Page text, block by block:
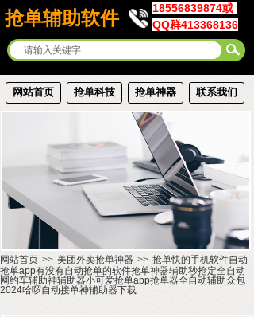
抢单辅助软件
18556839874或
QQ群413368136
网站首页 抢单科技 抢单神器 联系我们
网站首页 >> 美团外卖抢单神器 >> 抢单快的手机软件自动
抢单app有没有自动抢单的软件抢单神器辅助秒抢定全自动
网约车辅助神辅助器小可爱抢单app抢单器全自动辅助众包
2024哈啰自动接单神辅助器下载